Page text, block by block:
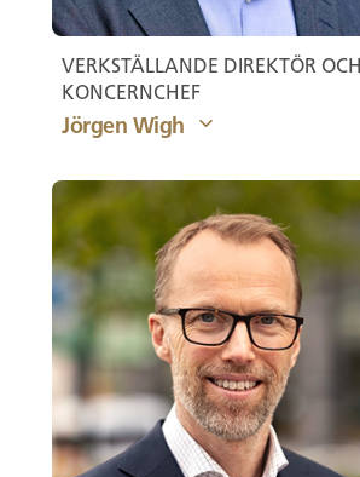
VERKSTÄLLANDE DIREKTÖR OCH
KONCERNCHEF
Jörgen Wigh
Född: 1965
Född: 1973
Född: 1966
Född: 1978